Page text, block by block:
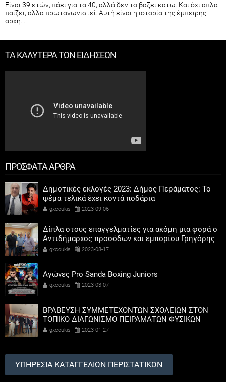
Είναι 39 ετών, πάει για τα 40, αλλά δεν το βάζει κάτω. Και όχι απλά
παίζει, αλλά πρωταγωνιστεί. Αυτή είναι η ιστορία της έμπειρης
αρχη...
ΤΑ ΚΑΛΥΤΕΡΑ ΤΩΝ ΕΙΔΗΣΕΩΝ
ΠΡΟΣΦΑΤΑ ΑΡΘΡΑ
Δημοτικές εκλογές 2023: Δήμος Περάματος: Το
ψέμα τελικά έχει κοντά ποδάρια
gxcoukis 2023-09-06
Δίπλα στους επαγγελματίες για ακόμη μια φορά ο
Αντιδήμαρχος προσόδων και εμπορίου Γρηγόρης
Καψοκόλης
gxcoukis 2023-08-17
Αγώνες Pro Sanda Boxing Juniors
gxcoukis 2023-03-07
ΒΡΑΒΕΥΣΗ ΣΥΜΜΕΤΕΧΟΝΤΩΝ ΣΧΟΛΕΙΩΝ ΣΤΟΝ
ΤΟΠΙΚΟ ΔΙΑΓΩΝΙΣΜΟ ΠΕΙΡΑΜΑΤΩΝ ΦΥΣΙΚΩΝ
ΕΠΙΣΤΗΜΩΝ
gxcoukis 2023-01-27
ΥΠΗΡΕΣΙΑ ΚΑΤΑΓΓΕΛΙΩΝ ΠΕΡΙΣΤΑΤΙΚΩΝ